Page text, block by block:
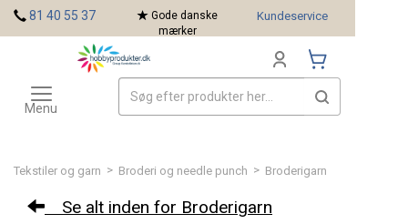
Tekstiler og garn > Broderi og needle punch > Broderigarn
Se alt inden for Broderigarn
81 40 55 37
Gode danske
mærker
Kundeservice
Toggle
navigation
Menu
Mærker